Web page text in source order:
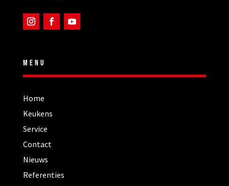
MENU
Home
Keukens
Service
Contact
Nieuws
Referenties